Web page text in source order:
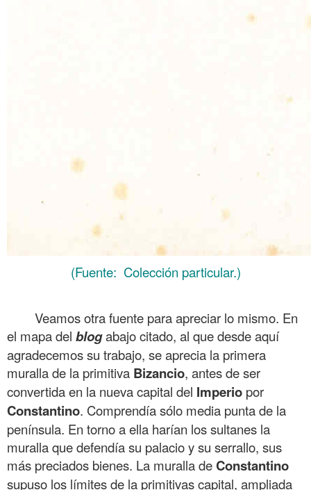
(Fuente: Colección particular.)
Veamos otra fuente para apreciar lo mismo. En
el mapa del blogabajo citado, al que desde aquí
agradecemos su trabajo, se aprecia la primera
muralla de la primitiva Bizancio, antes de ser
convertida en la nueva capital del Imperio por
Constantino. Comprendía sólo media punta de la
península. En torno a ella harían los sultanes la
muralla que defendía su palacio y su serrallo, sus
más preciados bienes. La muralla deConstantino
supuso los límites de la primitivas capital, ampliada